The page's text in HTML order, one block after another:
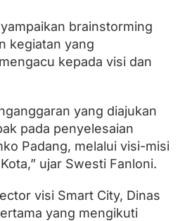
brainstorming
kegiatan yang
kepada visi dan
yang diajukan
pada penyelesaian
Padang, melalui visi-misi
ujar Swesti Fanloni.
visi Smart City, Dinas
yang mengikuti